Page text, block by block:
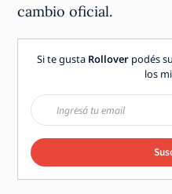
cambio oficial.
Si te gusta Rolloverpodés
los